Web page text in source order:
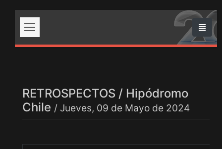
RETROSPECTOS / Hipódromo
Chile / Jueves, 09 de Mayo de 2024